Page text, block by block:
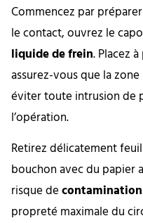
Commencez par
le contact, ouvrez le
liquide de frein. Placez
assurez-vous que la
éviter toute intrusion de
l’opération.
Retirez délicatement
bouchon avec du papier
risque de
propreté maximale du